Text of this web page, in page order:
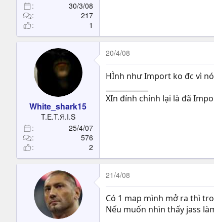
30/3/08
217
1
White_shark15
T.E.T.Я.I.S
25/4/07
576
2
20/4/08
HÌnh như Import ko đc vì
XIn đính chính lại là đã
21/4/08
Có 1 map mình mở ra thì
Nếu muốn nhìn thấy jass